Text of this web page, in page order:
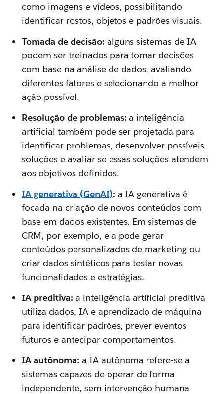
como imagens e vídeos, possibilitando
identificar rostos, objetos e padrões visuais.
Tomada de decisão: alguns sistemas de IA
podem ser treinados para tomar decisões
com base na análise de dados, avaliando
diferentes fatores e selecionando a melhor
ação possível.
Resolução de problemas: a inteligência
artificial também pode ser projetada para
identificar problemas, desenvolver possíveis
soluções e avaliar se essas soluções atendem
aos objetivos definidos.
IA generativa (GenAI): a IA generativa é
focada na criação de novos conteúdos com
base em dados existentes. Em sistemas de
CRM, por exemplo, ela pode gerar
conteúdos personalizados de marketing ou
criar dados sintéticos para testar novas
funcionalidades e estratégias.
IA preditiva: a inteligência artificial preditiva
utiliza dados, IA e aprendizado de máquina
para identificar padrões, prever eventos
futuros e antecipar comportamentos.
IA autônoma: a IA autônoma refere-se a
sistemas capazes de operar de forma
independente, sem intervenção humana